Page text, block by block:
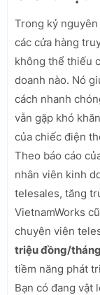
Trong kỷ
các cửa hàng
không thể thiếu
doanh nào. Nó
cách nhanh
vẫn gặp khó
của chiếc điện
Theo báo cáo
nhân viên kinh
telesales, tăng
VietnamWorks
chuyên viên
triệu đồng/tháng
tiềm năng phát
Bạn có đang vật